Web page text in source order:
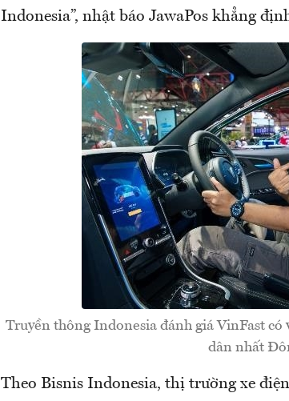
Indonesia”, nhật báo JawaPos khẳng
Truyền thông Indonesia đánh giá VinFast
dân nhất
Theo Bisnis Indonesia, thị trường xe